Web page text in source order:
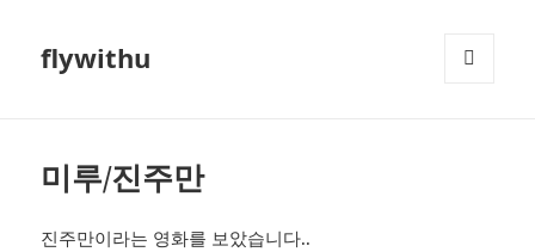
flywithu
미루/진주만
진주만이라는 영화를 보았습니다..